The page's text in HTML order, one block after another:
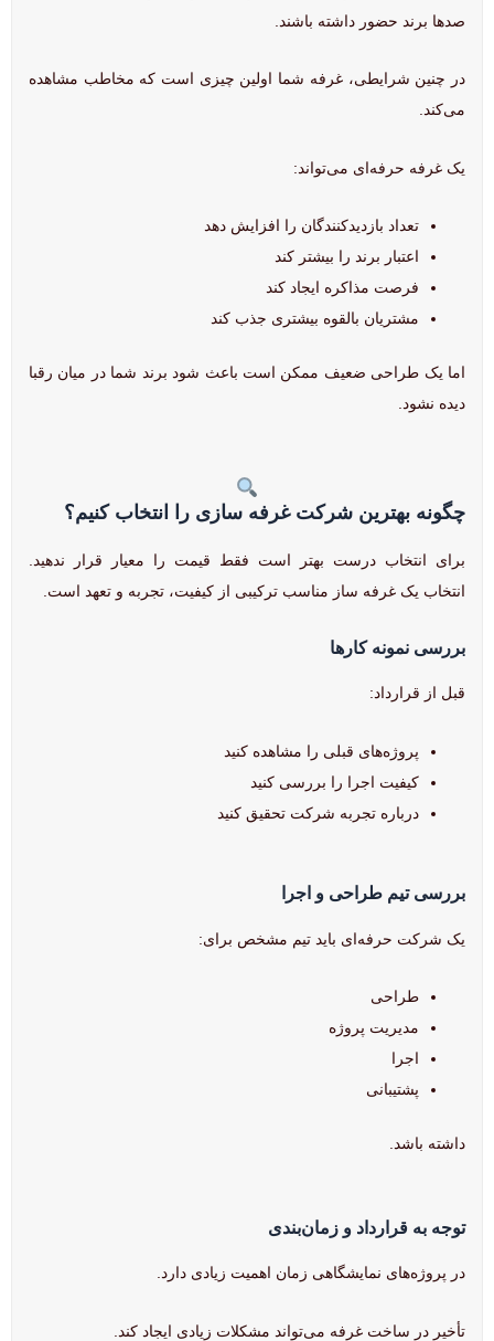
صدها برند حضور داشته باشند.
در چنین شرایطی، غرفه شما اولین چیزی است که مخاطب مشاهده
می‌کند.
یک غرفه حرفه‌ای می‌تواند:
تعداد بازدیدکنندگان را افزایش دهد
اعتبار برند را بیشتر کند
فرصت مذاکره ایجاد کند
مشتریان بالقوه بیشتری جذب کند
اما یک طراحی ضعیف ممکن است باعث شود برند شما در میان رقبا
دیده نشود.
چگونه بهترین شرکت غرفه سازی را انتخاب کنیم؟
برای انتخاب درست بهتر است فقط قیمت را معیار قرار ندهید.
انتخاب یک غرفه ساز مناسب ترکیبی از کیفیت، تجربه و تعهد است.
بررسی نمونه کارها
قبل از قرارداد:
پروژه‌های قبلی را مشاهده کنید
کیفیت اجرا را بررسی کنید
درباره تجربه شرکت تحقیق کنید
بررسی تیم طراحی و اجرا
یک شرکت حرفه‌ای باید تیم مشخص برای:
طراحی
مدیریت پروژه
اجرا
پشتیبانی
داشته باشد.
توجه به قرارداد و زمان‌بندی
در پروژه‌های نمایشگاهی زمان اهمیت زیادی دارد.
تأخیر در ساخت غرفه می‌تواند مشکلات زیادی ایجاد کند.